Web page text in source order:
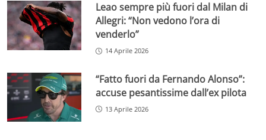
Leao sempre più fuori dal Milan di
Allegri: “Non vedono l’ora di
venderlo”
14 Aprile 2026
“Fatto fuori da Fernando Alonso”:
accuse pesantissime dall’ex pilota
13 Aprile 2026